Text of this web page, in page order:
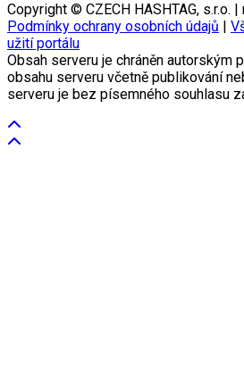
Copyright © CZECH HASHTAG, s.r.o.
Podmínky ochrany osobních údajů
užití portálu
Obsah serveru je chráněn autorským
obsahu serveru včetně publikování
serveru je bez písemného souhlasu